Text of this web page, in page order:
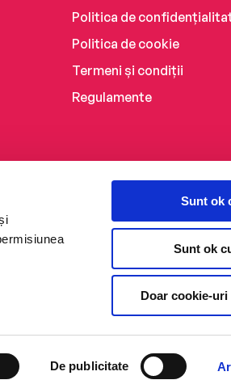
De publicitate
Sunt ok
Sunt ok
Doar cookie-
Politica de
Politica de cookie
Termeni și condiții
Regulamente